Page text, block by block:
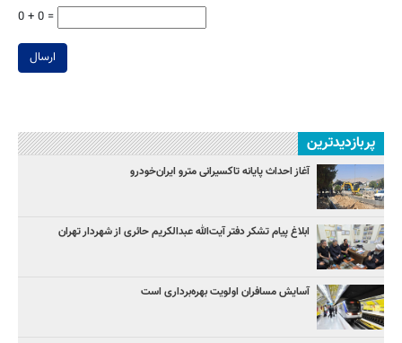
0 + 0 =
ارسال
پربازدیدترین
آغاز احداث پایانه تاکسیرانی مترو ایران‌خودرو
ابلاغ پیام تشکر دفتر آیت‌الله عبدالکریم حائری از شهردار تهران
آسایش مسافران اولویت بهره‌برداری است